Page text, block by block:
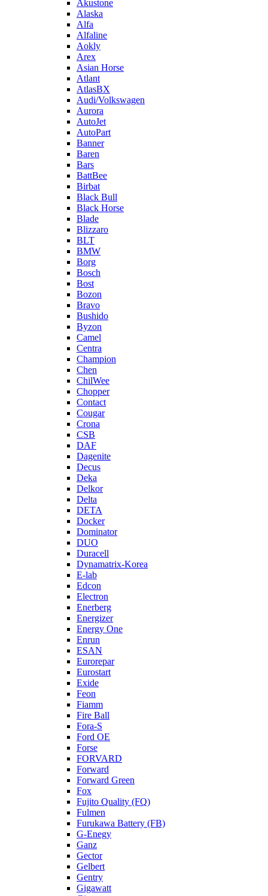
Akustone
Alaska
Alfa
Alfaline
Aokly
Arex
Asian Horse
Atlant
AtlasBX
Audi/Volkswagen
Aurora
AutoJet
AutoPart
Banner
Baren
Bars
BattBee
Birbat
Black Bull
Black Horse
Blade
Blizzaro
BLT
BMW
Borg
Bosch
Bost
Bozon
Bravo
Bushido
Byzon
Camel
Centra
Champion
Chen
ChilWee
Chopper
Contact
Cougar
Crona
CSB
DAF
Dagenite
Decus
Deka
Delkor
Delta
DETA
Docker
Dominator
DUO
Duracell
Dynamatrix-Korea
E-lab
Edcon
Electron
Enerberg
Energizer
Energy One
Enrun
ESAN
Eurorepar
Eurostart
Exide
Feon
Fiamm
Fire Ball
Fora-S
Ford OE
Forse
FORVARD
Forward
Forward Green
Fox
Fujito Quality (FQ)
Fulmen
Furukawa Battery (FB)
G-Enegy
Ganz
Gector
Gelbert
Gentry
Gigawatt